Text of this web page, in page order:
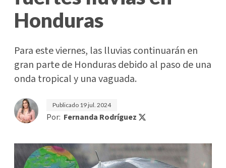
Honduras
Para este viernes, las lluvias continuarán en
gran parte de Honduras debido al paso de una
onda tropical y una vaguada.
Publicado 19 jul. 2024
Por: Fernanda Rodríguez